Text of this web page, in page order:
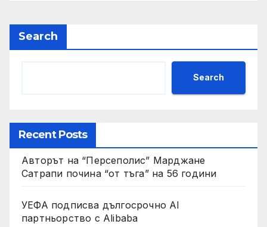
Search
Search
Recent Posts
Авторът на “Персеполис” Марджане
Сатрапи почина “от тъга” на 56 години
УЕФА подписва дългосрочно AI
партньорство с Alibaba